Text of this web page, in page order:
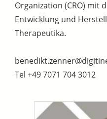
Organization (CRO) mit
Entwicklung und
Therapeutika.
Tel +49 7071 704 3012